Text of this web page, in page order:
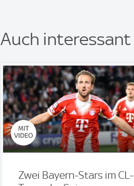
Auch interessant
Zwei Bayern-Stars im CL-